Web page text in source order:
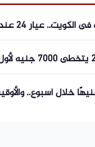
24 عند 43.075 دينار